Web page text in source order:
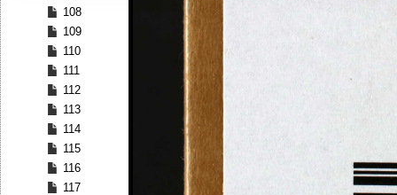
108
109
110
111
112
113
114
115
116
117